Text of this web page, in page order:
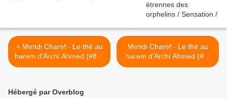
< Mehdi Charef - Le thé au
harem d'Archi Ahmed (#8 lu
par Grégory Protche)
Mehdi Charef - Le thé au
harem d'Archi Ahmed (#9,
dernier épisode, lu par
Hébergé par Overblog